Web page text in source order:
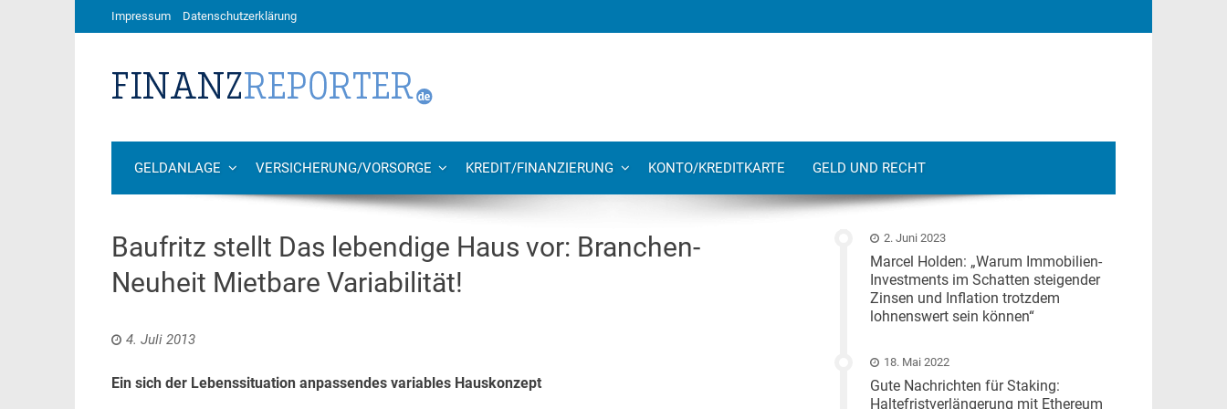
Impressum Datenschutzerklärung
GELDANLAGE VERSICHERUNG/VORSORGE KREDIT/FINANZIERUNG KONTO/KREDITKARTE GELD UND RECHT
Baufritz stellt Das lebendige Haus vor: Branchen-
Neuheit Mietbare Variabilität!
4. Juli 2013
Ein sich der Lebenssituation anpassendes variables Hauskonzept
2. Juni 2023
Marcel Holden: „Warum Immobilien-
Investments im Schatten steigender
Zinsen und Inflation trotzdem
lohnenswert sein können“
18. Mai 2022
Gute Nachrichten für Staking:
Haltefristverlängerung mit Ethereum